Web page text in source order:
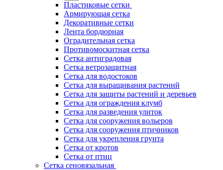
Пластиковые сетки
Армирующая сетка
Декоративные сетки
Лента бордюрная
Оградительная сетка
Противомоскитная сетка
Сетка антиградовая
Сетка ветрозащитная
Сетка для водостоков
Сетка для выращивания растений
Сетка для защиты растений и деревьев
Сетка для ограждения клумб
Сетка для разведения улиток
Сетка для сооружения вольеров
Сетка для сооружения птичников
Сетка для укрепления грунта
Сетка от кротов
Сетка от птиц
Сетка сеновязальная